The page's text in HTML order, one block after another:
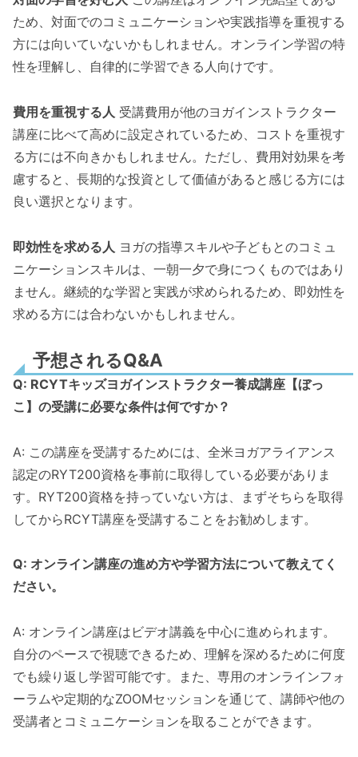
ため、対面でのコミュニケーションや実践指導を重視する
方には向いていないかもしれません。オンライン学習の特
性を理解し、自律的に学習できる人向けです。
費用を重視する人 受講費用が他のヨガインストラクター
講座に比べて高めに設定されているため、コストを重視す
る方には不向きかもしれません。ただし、費用対効果を考
慮すると、長期的な投資として価値があると感じる方には
良い選択となります。
即効性を求める人 ヨガの指導スキルや子どもとのコミュ
ニケーションスキルは、一朝一夕で身につくものではあり
ません。継続的な学習と実践が求められるため、即効性を
求める方には合わないかもしれません。
予想されるQ&A
Q: RCYTキッズヨガインストラクター養成講座【ぼっ
こ】の受講に必要な条件は何ですか？
A: この講座を受講するためには、全米ヨガアライアンス
認定のRYT200資格を事前に取得している必要がありま
す。RYT200資格を持っていない方は、まずそちらを取得
してからRCYT講座を受講することをお勧めします。
Q: オンライン講座の進め方や学習方法について教えてく
ださい。
A: オンライン講座はビデオ講義を中心に進められます。
自分のペースで視聴できるため、理解を深めるために何度
でも繰り返し学習可能です。また、専用のオンラインフォ
ーラムや定期的なZOOMセッションを通じて、講師や他の
受講者とコミュニケーションを取ることができます。